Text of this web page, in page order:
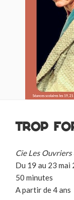
TROP
Cie Les Ouvriers
Du 19 au 23
50 minutes
A partir de 4 ans